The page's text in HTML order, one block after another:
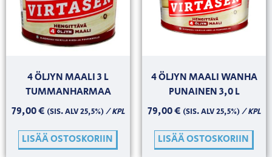
4 ÖLJYN MAALI 3 L
TUMMANHARMAA
79,00€ (SIS. ALV 25,5%)/ KPL
LISÄÄ OSTOSKORIIN
4 ÖLJYN MAALI WANHA
PUNAINEN 3,0 L
79,00€ (SIS. ALV 25,5%)/ KPL
LISÄÄ OSTOSKORIIN